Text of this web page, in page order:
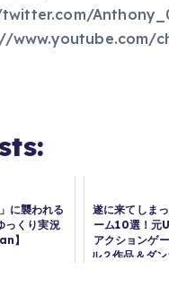
www.youtube.com/
に襲われる
っくり実況
】
遂に来てしま
ーム10選！元
アクションゲ
ル２作品＆ダ